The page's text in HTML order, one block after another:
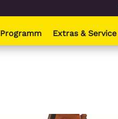
Programm Extras & Service